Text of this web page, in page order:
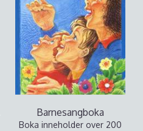
Barnesangboka
Boka inneholder over 200